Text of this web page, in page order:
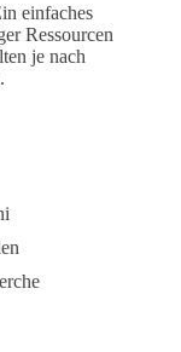
einfaches
Ressourcen
je nach